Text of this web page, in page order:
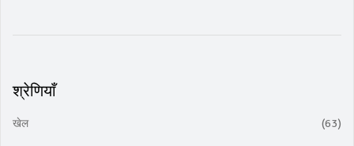
श्रेणियाँ
खेल (63)